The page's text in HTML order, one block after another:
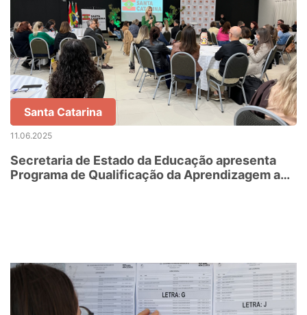
Santa Catarina
11.06.2025
Secretaria de Estado da Educação apresenta
Programa de Qualificação da Aprendizagem a